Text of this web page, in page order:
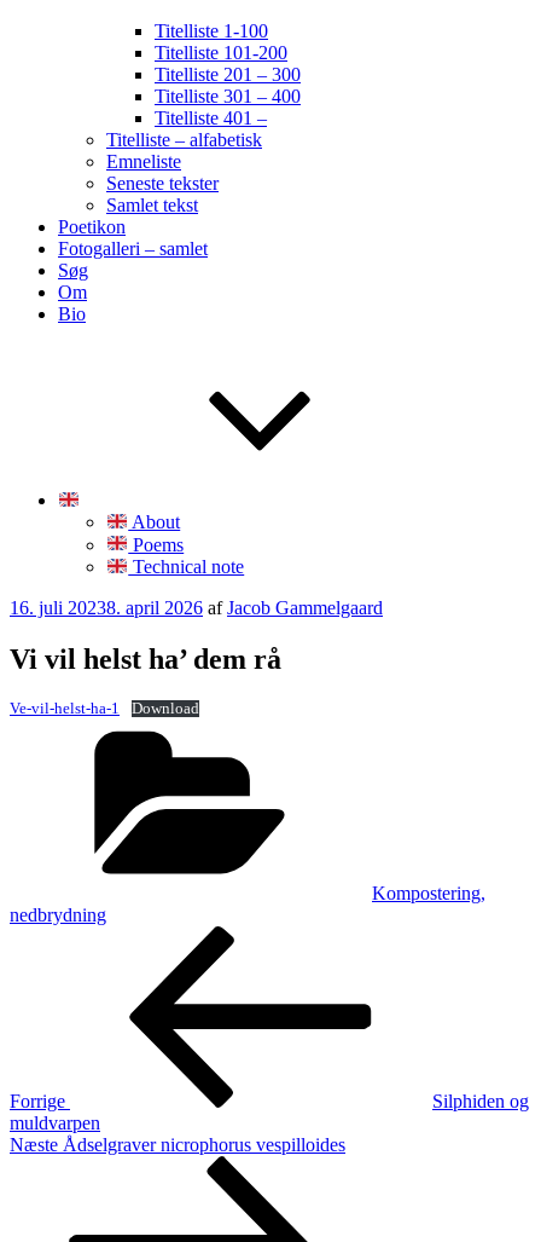
Titelliste 1-100
Titelliste 101-200
Titelliste 201 – 300
Titelliste 301 – 400
Titelliste 401 –
Titelliste – alfabetisk
Emneliste
Seneste tekster
Samlet tekst
Poetikon
Fotogalleri – samlet
Søg
Om
Bio
About
Poems
Technical note
Udgivet
16. juli 20238. april 2026 afJacob Gammelgaard
Vi vil helst ha’ dem rå
Ve-vil-helst-ha-1 Download
Kompostering,
nedbrydning
Indlægsnavigation
Forrige
Silphiden og
muldvarpen
Næste
Næste Ådselgraver nicrophorus vespilloides